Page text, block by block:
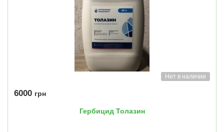
Нет в наличии
6000 грн
Гербицид Толазин